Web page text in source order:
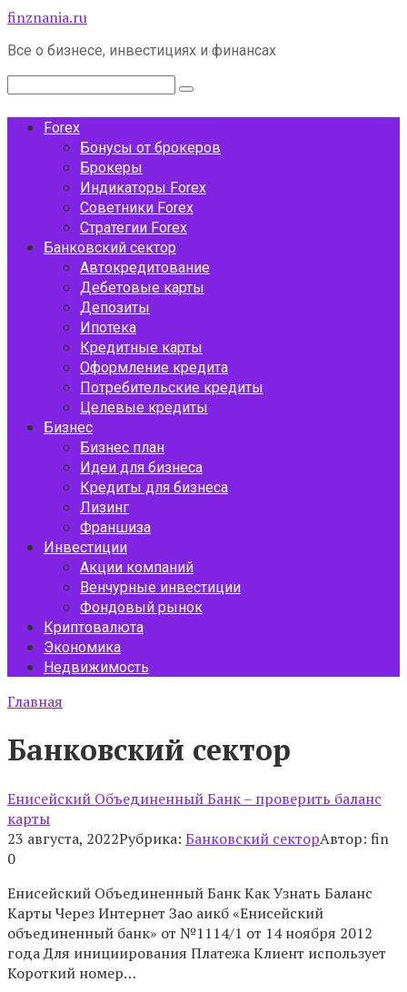
Перейти
контенту
finznania.ru
Все о бизнесе, инвестициях и финансах
Поиск:
Forex
Бонусы от брокеров
Брокеры
Индикаторы Forex
Советники Forex
Стратегии Forex
Банковский сектор
Автокредитование
Дебетовые карты
Депозиты
Ипотека
Кредитные карты
Оформление кредита
Потребительские кредиты
Целевые кредиты
Бизнес
Бизнес план
Идеи для бизнеса
Кредиты для бизнеса
Лизинг
Франшиза
Инвестиции
Акции компаний
Венчурные инвестиции
Фондовый рынок
Криптовалюта
Экономика
Недвижимость
Главная
Банковский сектор
Енисейский Объединенный Банк – проверить баланс
карты
23 августа, 2022Рубрика: Банковский секторАвтор: fin
0
Енисейский Объединенный Банк Как Узнать Баланс
Карты Через Интернет Зао аикб «Енисейский
объединенный банк» от №1114/1 от 14 ноября 2012
года Для инициирования Платежа Клиент использует
Короткий номер…